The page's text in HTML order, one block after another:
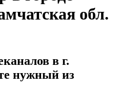
обл.
в г.
нужный из